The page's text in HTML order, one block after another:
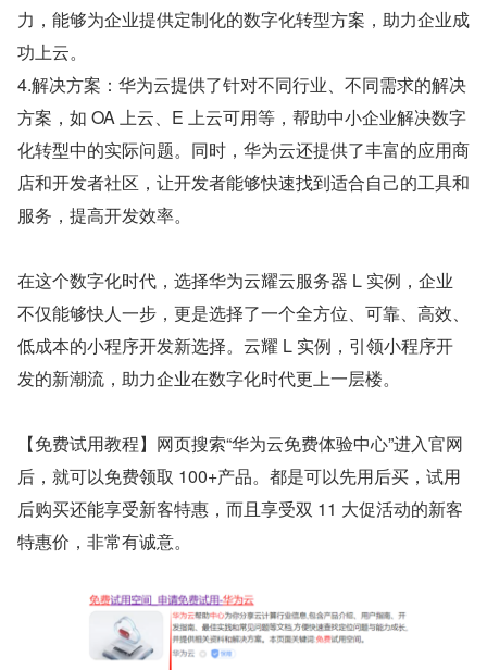
力，能够为企业提供定制化的数字化转型方案，助力企业成
功上云。
4.解决方案：华为云提供了针对不同行业、不同需求的解决
方案，如 OA 上云、E 上云可用等，帮助中小企业解决数字
化转型中的实际问题。同时，华为云还提供了丰富的应用商
店和开发者社区，让开发者能够快速找到适合自己的工具和
服务，提高开发效率。
在这个数字化时代，选择华为云耀云服务器 L 实例，企业
不仅能够快人一步，更是选择了一个全方位、可靠、高效、
低成本的小程序开发新选择。云耀 L 实例，引领小程序开
发的新潮流，助力企业在数字化时代更上一层楼。
【免费试用教程】网页搜索“华为云免费体验中心”进入官网
后，就可以免费领取 100+产品。都是可以先用后买，试用
后购买还能享受新客特惠，而且享受双 11 大促活动的新客
特惠价，非常有诚意。